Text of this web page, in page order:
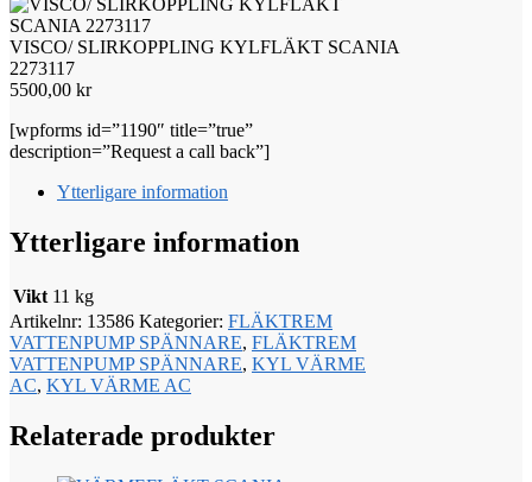
VISCO/ SLIRKOPPLING KYLFLÄKT SCANIA
2273117
5500,00 kr
[wpforms id=”1190″ title=”true”
description=”Request a call back”]
Ytterligare information
Ytterligare information
Vikt 11 kg
Artikelnr: 13586 Kategorier: FLÄKTREM
VATTENPUMP SPÄNNARE, FLÄKTREM
VATTENPUMP SPÄNNARE, KYL VÄRME
AC, KYL VÄRME AC
Relaterade produkter